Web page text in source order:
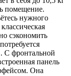
помещение.
нужного
сэкономить
С фронтальной
панель
Она